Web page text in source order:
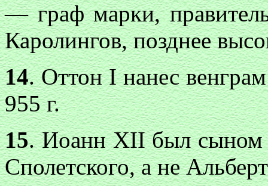
— граф марки,
Каролингов, позднее
14. Оттон I нанес
955 г.
15. Иоанн XII был сыном
Сполетского, а не